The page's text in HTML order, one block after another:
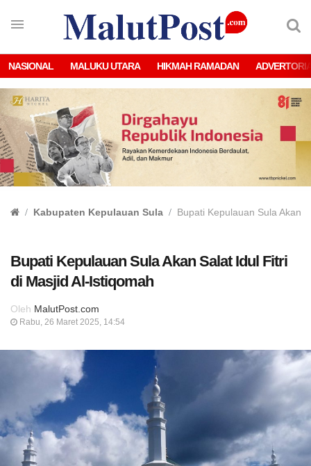
NASIONAL MALUKU UTARA HIKMAH RAMADAN
Kabupaten Kepulauan Sula Bupati Kepulauan Sula Akan
Bupati Kepulauan Sula Akan Salat Idul Fitri
di Masjid Al-Istiqomah
Oleh MalutPost.com
Rabu, 26 Maret 2025, 14:54